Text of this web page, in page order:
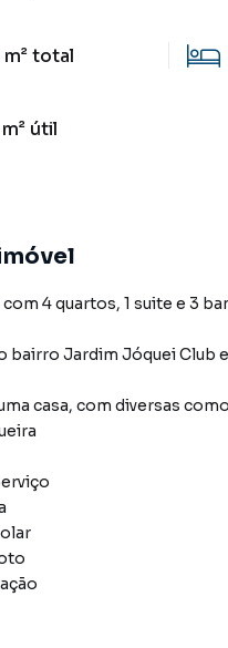
total
útil
com 4 quartos, 1 suite e 3
bairro Jardim Jóquei Club
casa, com diversas